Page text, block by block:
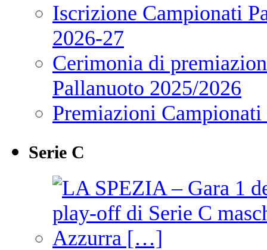
Iscrizione Campionati
2026-27
Cerimonia di
Pallanuoto 2025/2026
Premiazioni
Serie C